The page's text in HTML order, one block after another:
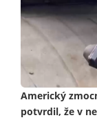
Americký
potvrdil, že v